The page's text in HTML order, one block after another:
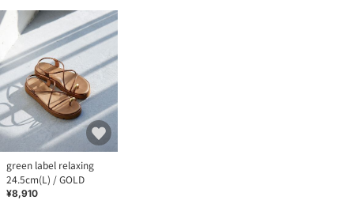
green label relaxing
24.5cm(L) / GOLD
¥8,910